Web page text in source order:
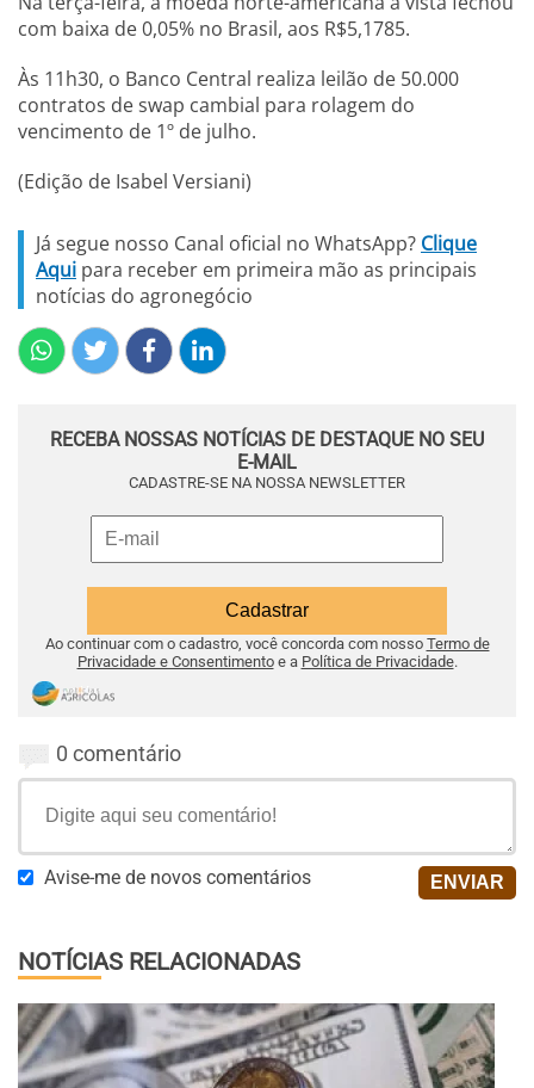
com baixa de 0,05% no Brasil, aos R$5,1785.
Às 11h30, o Banco Central realiza leilão de 50.000
contratos de swap cambial para rolagem do
vencimento de 1º de julho.
(Edição de Isabel Versiani)
Já segue nosso Canal oficial no WhatsApp? Clique
Aqui para receber em primeira mão as principais
notícias do agronegócio
RECEBA NOSSAS NOTÍCIAS DE DESTAQUE NO SEU
E-MAIL
CADASTRE-SE NA NOSSA NEWSLETTER
Ao continuar com o cadastro, você concorda com nosso Termo de
Privacidade e Consentimentoe a Política de Privacidade.
0 comentário
Avise-me de novos comentários
NOTÍCIAS RELACIONADAS